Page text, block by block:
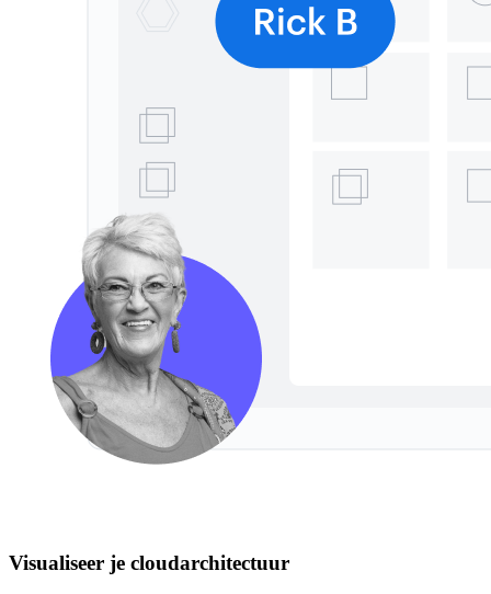
Visualiseer je cloudarchitectuur